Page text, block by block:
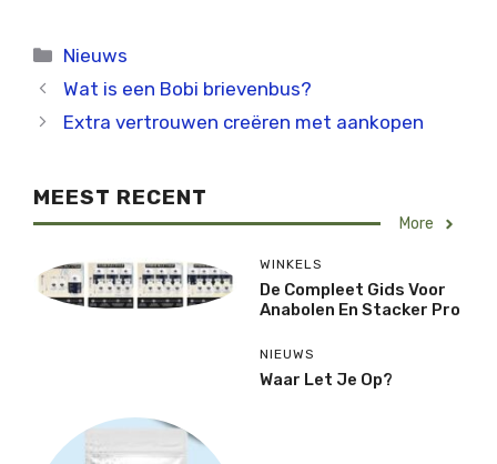
Categorieën
Nieuws
Wat is een Bobi brievenbus?
Extra vertrouwen creëren met aankopen
MEEST RECENT
More
WINKELS
De Compleet Gids Voor
Anabolen En Stacker Pro
NIEUWS
Waar Let Je Op?